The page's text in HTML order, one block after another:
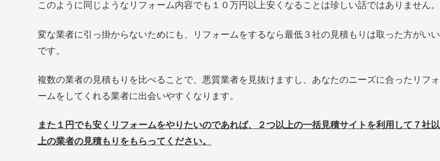
このように同じようなリフォーム内容でも１０万円以上安くなることは珍しい話ではありません。
変な業者に引っ掛からないためにも、リフォームをするなら最低３社の見積もりは取った方がいい
です。
複数の業者の見積もりを比べることで、悪質業者を見抜けますし、あなたのニーズに合ったリフォ
ームをしてくれる業者に出会いやすくなります。
また１円でも安くリフォームをやりたいのであれば、２つ以上の一括見積サイトを利用して７社以
上の業者の見積もりをもらってください。